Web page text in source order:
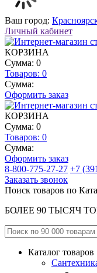
Ваш город:
Личный кабинет
КОРЗИНА
Сумма: 0
Товаров: 0
Сумма:
Оформить заказ
КОРЗИНА
Сумма: 0
Товаров: 0
Сумма:
Оформить заказ
8-800-775-27-27 +7
Заказать звонок
Поиск товаров по
БОЛЕЕ 90 ТЫСЯЧ
Каталог товаров